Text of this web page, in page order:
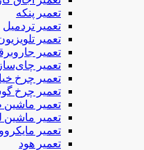
تعمیر پنکه
تعمیر تردمیل
تعمیر
تعمیر
تعمیر
تعمیر چرخ
تعمیر چرخ
تعمیر
تعمیر ماشین
تعمیر
تعمیر هود